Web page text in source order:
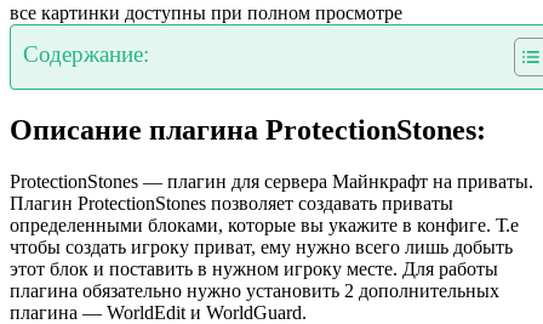
все картинки доступны при полном просмотре
Содержание:
Описание плагина ProtectionStones:
ProtectionStones — плагин для сервера Майнкрафт на приваты.
Плагин ProtectionStones позволяет создавать приваты
определенными блоками, которые вы укажите в конфиге. Т.е
чтобы создать игроку приват, ему нужно всего лишь добыть
этот блок и поставить в нужном игроку месте. Для работы
плагина обязательно нужно установить 2 дополнительных
плагина — WorldEdit и WorldGuard.